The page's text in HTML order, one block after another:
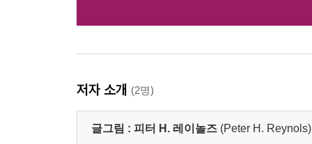
저자 소개 (2명)
글그림 : 피터 H. 레이놀즈 (Peter H. Reynols)